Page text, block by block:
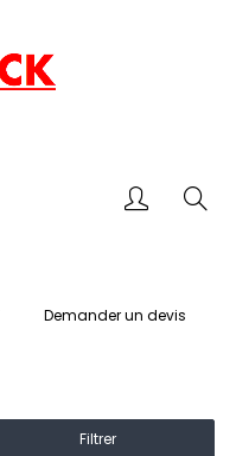
Demander un devis
Filtrer